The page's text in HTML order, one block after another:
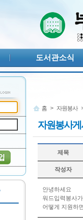
도서관소식
홈 > 자원봉사
자원봉사
제목
작성자
안녕하세요
워드입력봉사
어떻게 지원하